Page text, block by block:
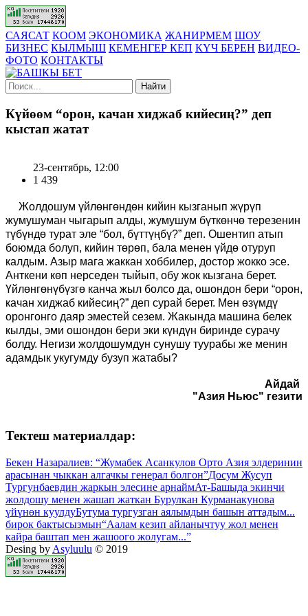
САЯСАТ КООМ ЭКОНОМИКА ЖАНИРМЕМ ШОУ
БИЗНЕС КЫЛМЫШ КЕМЕНГЕР КЕП КҮЧ БЕРЕН ВИДЕО-
ФОТО КОНТАКТЫ
Найти
Күйөөм “орон, качан хиджаб кийесиң?” деп
кыстап жатат
23-сентябрь, 12:00
1 439
Жолдошум үйлөнгөндөн кийин кызганып жүрүп
жумушуман чыгарып алды, жумушум бүткөнчө терезенин
түбүндө турат эле “бол, бүттүңбү?” деп. Ошентип атып
боюмда болуп, кийин төрөп, бала менен үйдө отуруп
калдым. Азыр мага жаккан хоббилер, достор жокко эсе.
Анткени көп нерседен тыйып, обу жок кызгана берет.
Үйлөнгөнүбүзгө канча жыл болсо да, ошондон бери “орон,
качан хиджаб кийесиң?” деп сурай берет. Мен өзүмдү
оронгонго даяр эместей сезем. Жакында машина белек
кылды, эми ошондон бери эки күндүн биринде сурачу
болду. Негизи жолдошумдун сунушу туурабы же менин
адамдык укугумду бузуп жатабы?
Айдай
"Азия Ньюс" гезити
Тектеш материалдар:
Бекен Назаралиев: “Жумабек Асанкулов Орто Азия элдеринин
арасынан чыккан алгачкы генерал болгон”Досум Жусуп
Тургунбаевдин жаркын элесине арнаймАт-Башыда экинчи
жолдошу менен жашап жаткан Бурулкан Курманакунова
үйүнөн куулдуБутума тургузган аялымдын башын аттадым...
бирок бактысызмын“Аалам кезип айланычтуу жол менен
кайра баштап мен жашоого жолугам...”
Desing by Asyluulu © 2019